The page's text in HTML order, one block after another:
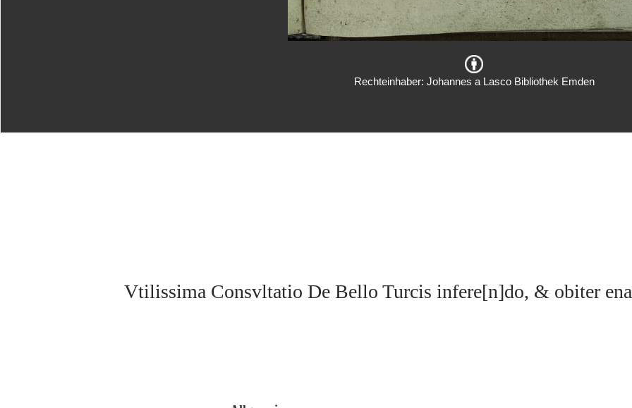
Rechteinhaber: Johannes a Lasco Bibliothek Emden
Vtilissima Consvltatio De Bello Turcis infere[n]do, & obiter